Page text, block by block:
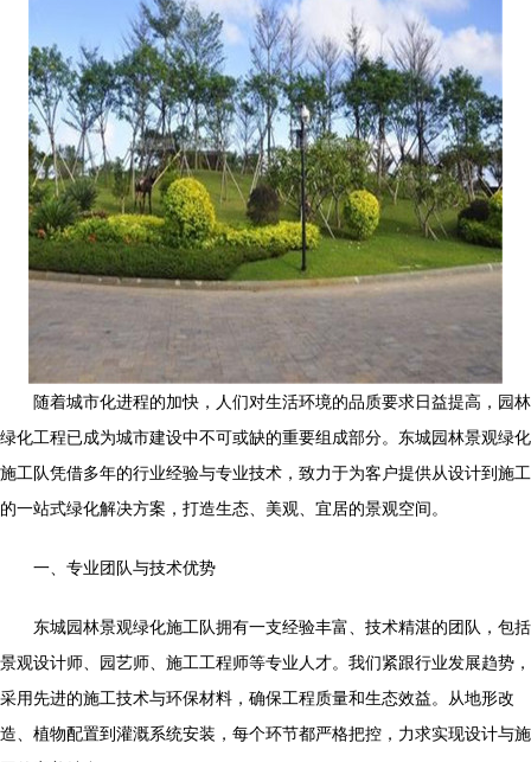
随着城市化进程的加快，人们对生活环境的品质要求日益提高，园林
绿化工程已成为城市建设中不可或缺的重要组成部分。东城园林景观绿化
施工队凭借多年的行业经验与专业技术，致力于为客户提供从设计到施工
的一站式绿化解决方案，打造生态、美观、宜居的景观空间。
一、专业团队与技术优势
东城园林景观绿化施工队拥有一支经验丰富、技术精湛的团队，包括
景观设计师、园艺师、施工工程师等专业人才。我们紧跟行业发展趋势，
采用先进的施工技术与环保材料，确保工程质量和生态效益。从地形改
造、植物配置到灌溉系统安装，每个环节都严格把控，力求实现设计与施